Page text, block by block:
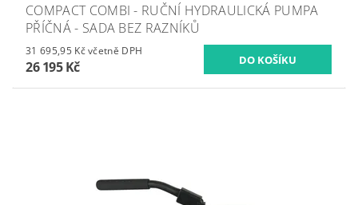
COMPACT COMBI - RUČNÍ HYDRAULICKÁ PUMPA
PŘÍČNÁ - SADA BEZ RAZNÍKŮ
31 695,95 Kč včetně DPH
26 195 Kč